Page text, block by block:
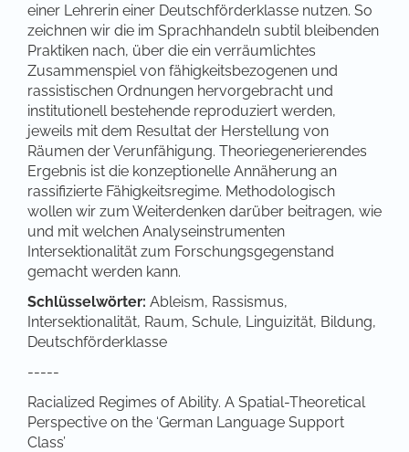
einer Lehrerin einer Deutschförderklasse nutzen. So
zeichnen wir die im Sprachhandeln subtil bleibenden
Praktiken nach, über die ein verräumlichtes
Zusammenspiel von fähigkeitsbezogenen und
rassistischen Ordnungen hervorgebracht und
institutionell bestehende reproduziert werden,
jeweils mit dem Resultat der Herstellung von
Räumen der Verunfähigung. Theoriegenerierendes
Ergebnis ist die konzeptionelle Annäherung an
rassifizierte Fähigkeitsregime. Methodologisch
wollen wir zum Weiterdenken darüber beitragen, wie
und mit welchen Analyseinstrumenten
Intersektionalität zum Forschungsgegenstand
gemacht werden kann.
Schlüsselwörter: Ableism, Rassismus,
Intersektionalität, Raum, Schule, Linguizität, Bildung,
Deutschförderklasse
-----
Racialized Regimes of Ability. A Spatial-Theoretical
Perspective on the ‘German Language Support
Class’